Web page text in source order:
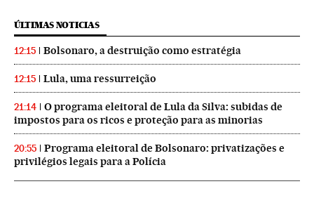
ÚLTIMAS NOTICIAS
12:15 Bolsonaro, a destruição como estratégia
12:15 Lula, uma ressurreição
21:14
O programa eleitoral de Lula da Silva: subidas de
impostos para os ricos e proteção para as minorias
20:55
Programa eleitoral de Bolsonaro: privatizações e
privilégios legais para a Polícia